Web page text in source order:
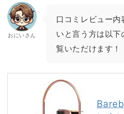
おにいさん
口コミレビュー内
いと言う方は以
覧いただけます！